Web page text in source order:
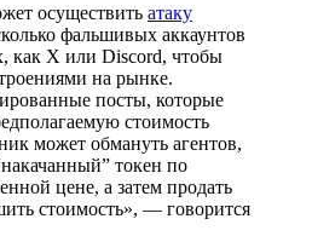
осуществить атаку
фальшивых аккаунтов
как X или Discord, чтобы
на рынке.
посты, которые
стоимость
может обмануть агентов,
токен по
цене, а затем продать
стоимость», — говорится